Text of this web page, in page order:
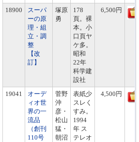
18900
スーパ
ーの原
理・組
立・調
整
【改
訂】
塚原
勇
178
頁。裸
本。小
口頁ヤ
ケ多。
昭和
22年
科学建
設社
6,500円
19041
オーデ
ィオ世
界の一
流品
（創刊
110号
菅野
沖
彦・
松山
猛・
朝沼
表紙少
スレく
すみ。
1994
年 ス
テレオ
4,500円